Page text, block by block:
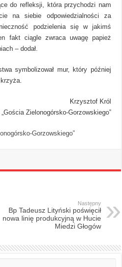
do refleksji, która przychodzi nam
na siebie odpowiedzialności za
podzielenia się w jakimś
fakt ciągle zwraca uwagę papież
– dodał.
symbolizował mur, który później
Krzysztof Król
Zielonogórsko-Gorzowskiego”
Gorzowskiego”
Następny
Bp Tadeusz Lityński poświęcił
nowa linię produkcyjną w Hucie
Miedzi Głogów